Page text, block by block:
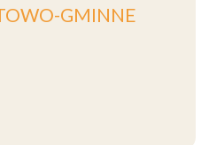
GMINNE